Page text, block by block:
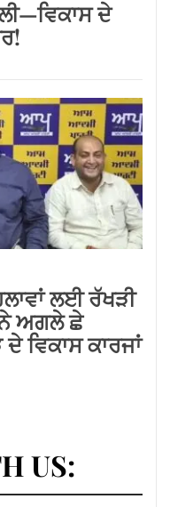
ਦੇ
ਲਈ ਰੱਖੜੀ
ਨੇ ਅਗਲੇ ਛੇ
ਵਿਕਾਸ ਕਾਰਜਾਂ
US: